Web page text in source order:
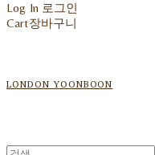
Log In 로그인
Cart장바구니
LONDON YOONBOON